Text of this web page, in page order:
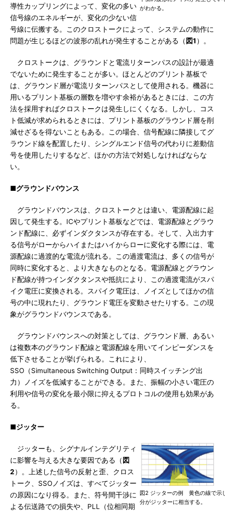
がわかる。
導性カップリングによって、変化の多い
信号線のエネルギーが、変化の少ない信
号線に伝搬する。このクロストークによって、システムの動作に
問題が生じるほどの波形の乱れが発生することがある（ 図1 ）。
クロストークは、グラウンドと電流リターンパスの設計が最適
でないために発生することが多い。ほとんどのプリント基板で
は、グラウンド層が電流リターンパスとして使用される。機器に
用いるプリント基板の層数を増やす余裕があるときには、この方
法を採用すればクロストークは発生しにくくなる。しかし、コス
ト低減が求められるときには、プリント基板のグラウンド層を削
減せざるを得ないこともある。この場合、信号配線に隣接してグ
ラウンド線を配置したり、シングルエンド信号の代わりに差動信
号を使用したりするなど、ほかの方法で対処しなければならな
い。
■グラウンドバウンス
グラウンドバウンスは、クロストークとは違い、電源配線に起
因して発生する。ICやプリント基板などでは、電源配線とグラウ
ンド配線に、必ずインダクタンスが存在する。そして、入出力す
る信号がローからハイまたはハイからローに変化する際には、電
源配線に過渡的な電流が流れる。この過渡電流は、多くの信号が
同時に変化すると、より大きなものとなる。電源配線とグラウン
ド配線が持つインダクタンスや抵抗により、この過渡電流がスパ
イク電圧に変換される。スパイク電圧は、ノイズとしてほかの信
号の中に現れたり、グラウンド電圧を変動させたりする。この現
象がグラウンドバウンスである。
グラウンドバウンスへの対策としては、グラウンド層、あるい
は複数本のグラウンド配線と電源配線を用いてインピーダンスを
低下させることが挙げられる。これにより、
SSO（Simultaneous Switching Output：同時スイッチング出
力）ノイズを低減することができる。また、振幅の小さい電圧の
利用や信号の変化を最小限に抑えるプロトコルの使用も効果があ
る。
■ジッター
図2 ジッターの例 黄色の線で示
分がジッターに相当する。
ジッターも、シグナルインテグリティ
に影響を与える大きな要因である（ 図
2）。上述した信号の反射と歪、クロス
トーク、SSOノイズは、すべてジッター
の原因になり得る。また、符号間干渉に
よる伝送路での損失や、PLL（位相同期